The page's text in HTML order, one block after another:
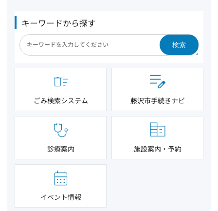
キーワードから探す
検索
ごみ検索システム 藤沢市手続きナビ
診療案内 施設案内・予約
イベント情報